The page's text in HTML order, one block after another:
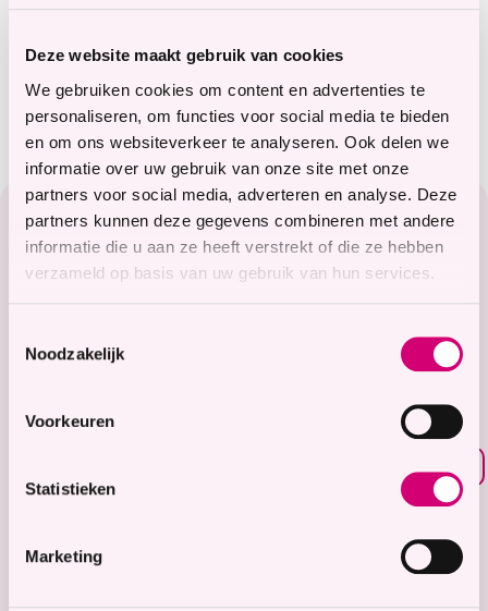
Deze website maakt gebruik van cookies
We gebruiken cookies om content en advertenties te
personaliseren, om functies voor social media te bieden
en om ons websiteverkeer te analyseren. Ook delen we
informatie over uw gebruik van onze site met onze
partners voor social media, adverteren en analyse. Deze
partners kunnen deze gegevens combineren met andere
informatie die u aan ze heeft verstrekt of die ze hebben
verzameld op basis van uw gebruik van hun services.
Noodzakelijk
Voorkeuren
Statistieken
Marketing
Meer informatie?
terweelactief@terweel.nl
Footer
Zorg in het Zeeuwse hart
Tijdelijke zorg